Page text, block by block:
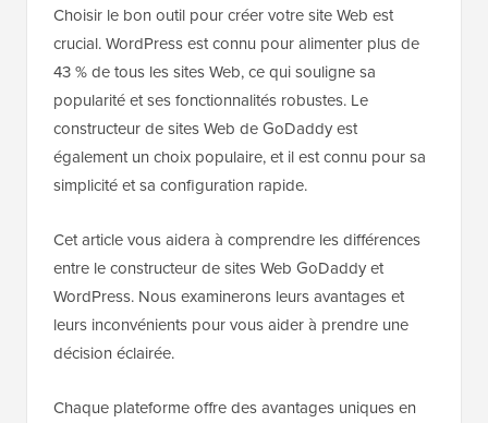
Choisir le bon outil pour créer votre site Web est
crucial. WordPress est connu pour alimenter plus de
43 % de tous les sites Web, ce qui souligne sa
popularité et ses fonctionnalités robustes. Le
constructeur de sites Web de GoDaddy est
également un choix populaire, et il est connu pour sa
simplicité et sa configuration rapide.
Cet article vous aidera à comprendre les différences
entre le constructeur de sites Web GoDaddy et
WordPress. Nous examinerons leurs avantages et
leurs inconvénients pour vous aider à prendre une
décision éclairée.
Chaque plateforme offre des avantages uniques en